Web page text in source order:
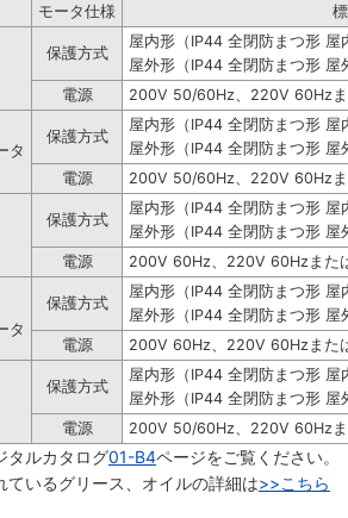
モータ仕様
保護方式
屋内形（IP44 全閉防まつ形 屋
屋外形（IP44 全閉防まつ形 屋
電源
200V 50/60Hz、220V 60Hz
タ
保護方式
屋内形（IP44 全閉防まつ形 屋
屋外形（IP44 全閉防まつ形 屋
電源
200V 50/60Hz、220V 60Hz
保護方式
屋内形（IP44 全閉防まつ形 屋
屋外形（IP44 全閉防まつ形 屋
電源
200V 60Hz、220V 60Hzまた
タ
保護方式
屋内形（IP44 全閉防まつ形 屋
屋外形（IP44 全閉防まつ形 屋
電源
200V 60Hz、220V 60Hzまた
保護方式
屋内形（IP44 全閉防まつ形 屋
屋外形（IP44 全閉防まつ形 屋
電源
200V 50/60Hz、220V 60Hz
タルカタログ01-B4ページをご覧ください。
ているグリース、オイルの詳細は>>こちら